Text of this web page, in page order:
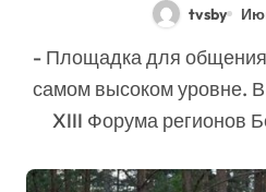
tvsby
- Площадка для общения и сотрудничества на
самом высоком уровне.
XIII Форума регионов